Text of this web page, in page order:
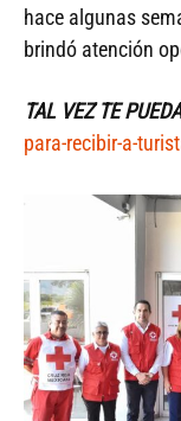
hace algunas
brindó atención
TAL VEZ TE
para-recibir-a-